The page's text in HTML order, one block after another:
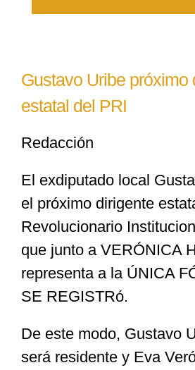
Zacatecas
Nacional
Cultura
Gustavo Uribe próximo
estatal del PRI
Redacción
El exdiputado local
el próximo dirigente
Revolucionario
que junto a VERÓNICA
representa a la ÚNICA
SE REGISTRó.
De este modo, Gustavo
será residente y Eva